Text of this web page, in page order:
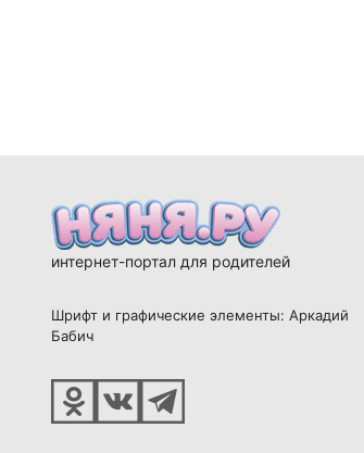
интернет-портал для родителей
Шрифт и графические элементы: Аркадий
Бабич